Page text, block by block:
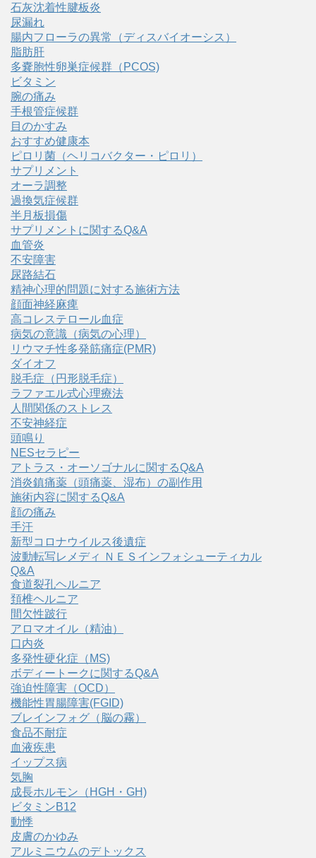
石灰沈着性腱板炎
尿漏れ
腸内フローラの異常（ディスバイオーシス）
脂肪肝
多嚢胞性卵巣症候群（PCOS)
ビタミン
腕の痛み
手根管症候群
目のかすみ
おすすめ健康本
ピロリ菌（ヘリコバクター・ピロリ）
サプリメント
オーラ調整
過換気症候群
半月板損傷
サプリメントに関するQ&A
血管炎
不安障害
尿路結石
精神心理的問題に対する施術方法
顔面神経麻痺
高コレステロール血症
病気の意識（病気の心理）
リウマチ性多発筋痛症(PMR)
ダイオフ
脱毛症（円形脱毛症）
ラファエル式心理療法
人間関係のストレス
不安神経症
頭鳴り
NESセラピー
アトラス・オーソゴナルに関するQ&A
消炎鎮痛薬（頭痛薬、湿布）の副作用
施術内容に関するQ&A
顔の痛み
手汗
新型コロナウイルス後遺症
波動転写レメディ ＮＥＳインフォシューティカル
Q&A
食道裂孔ヘルニア
頚椎ヘルニア
間欠性跛行
アロマオイル（精油）
口内炎
多発性硬化症（MS)
ボディートークに関するQ&A
強迫性障害（OCD）
機能性胃腸障害(FGID)
ブレインフォグ（脳の霧）
食品不耐症
血液疾患
イップス病
気胸
成長ホルモン（HGH・GH)
ビタミンB12
動悸
皮膚のかゆみ
アルミニウムのデトックス